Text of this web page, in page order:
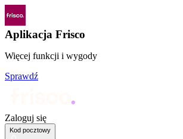
Aplikacja Frisco
Więcej funkcji i wygody
Sprawdź
Zaloguj się
Kod pocztowy